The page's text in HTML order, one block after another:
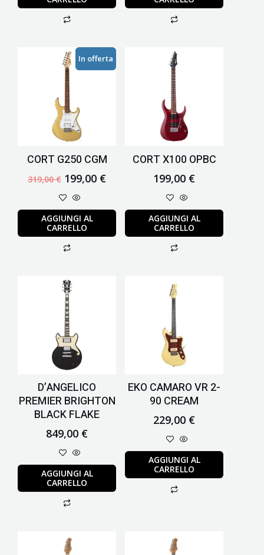
In offerta
CORT G250 CGM
319,00€
Il
prezzo
originale
era:
319,00 €.
199,00 €
Il
prezzo
AGGIUNGI AL
CARRELLO
CORT X100 OPBC
199,00 €
AGGIUNGI AL
CARRELLO
D’ANGELICO
PREMIER BRIGHTON
BLACK FLAKE
849,00 €
AGGIUNGI AL
CARRELLO
EKO CAMARO VR 2-
90 CREAM
229,00 €
AGGIUNGI AL
CARRELLO